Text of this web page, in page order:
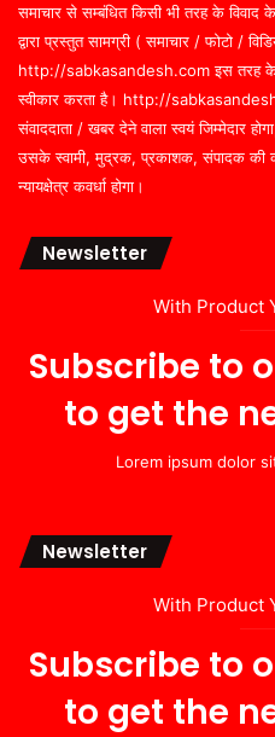
समाचार से सम्बंधित किसी भी तरह के
द्वारा प्रस्तुत सामग्री ( समाचार / फोटो /
http://sabkasandesh.com इस तरह के
स्वीकार करता है। http://
संवाददाता / खबर देने वाला स्वयं जिम्मेदार
उसके स्वामी, मुद्रक, प्रकाशक, संपादक की
न्यायक्षेत्र कवर्धा होगा।
Newsletter
With Product
Subscribe to
to get the
Lorem ipsum dolor
Newsletter
With Product
Subscribe to
to get the